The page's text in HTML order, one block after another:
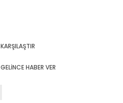
KARŞILAŞTIR
GELINCE HABER VER